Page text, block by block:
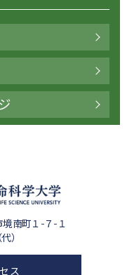
南町１-７-１
）
ス